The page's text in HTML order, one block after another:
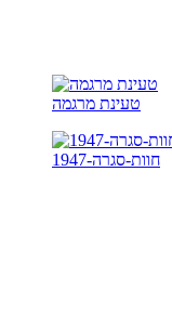
טעינת מרגמה
חוות-סגרה-1947